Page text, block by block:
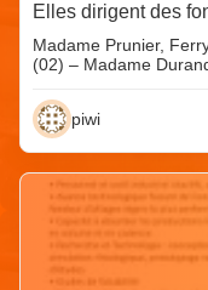
Elles dirigent des
Madame Prunier,
(02) – Madame
piwi